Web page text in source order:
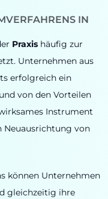
IN
Praxis häufig zur
Unternehmen aus
erfolgreich ein
von den Vorteilen
Instrument
Neuausrichtung von
können Unternehmen
gleichzeitig ihre